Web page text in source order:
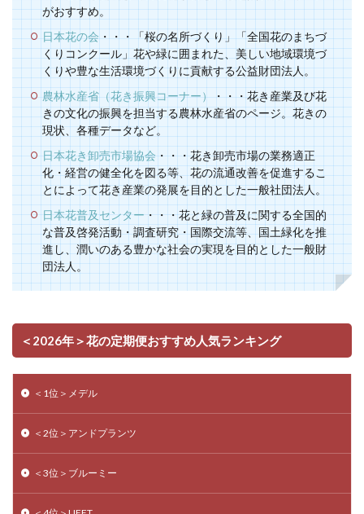
がおすすめ。
日本花の会・・・「桜の名所づくり」「全国花のまちづ
くりコンクール」花や緑に囲まれた、美しい地域環境づ
くりや豊な生活環境づくりに貢献する公益財団法人。
農林水産省（花き振興コーナー）・・・花き産業及び花
きの文化の振興を担当する農林水産省のページ。花きの
現状、各種データなど。
日本花き卸売市場協会・・・花き卸売市場の業務適正
化・経営の健全化を図る等、花の流通改善を促進するこ
とによって花き産業の発展を目的とした一般社団法人。
日本花普及センター・・・花と緑の普及に関する全国的
な普及啓発活動・調査研究・国際交流等、国土緑化を推
進し、潤いのある豊かな社会の実現を目的とした一般財
団法人。
＜2026年＞花の定期便おすすめ人気ランキング
＜1位＞メデル
＜2位＞アンドプランツ
＜3位＞ブルーミー